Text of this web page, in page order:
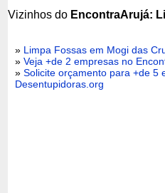
Vizinhos do EncontraArujá:
» Limpa Fossas em Mogi das
»Veja +de 2 empresas no
»Solicite orçamento para +de 5
Desentupidoras.org